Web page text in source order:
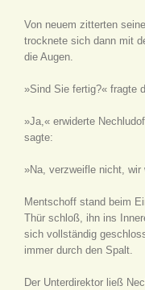
Von neuem zitterten
trocknete sich dann mit
die Augen.
»Sind Sie fertig?« fragte
»Ja,« erwiderte
sagte:
»Na, verzweifle nicht, wir
Mentschoff stand beim
Thür schloß, ihn ins
sich vollständig
immer durch den Spalt.
Der Unterdirektor ließ